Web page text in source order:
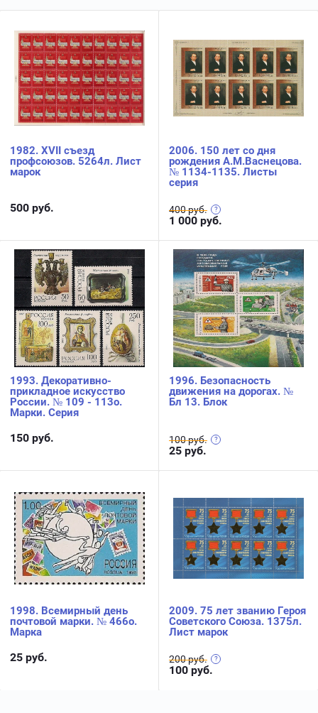
1982. XVII съезд
профсоюзов. 5264л. Лист
марок
500 руб.
2006. 150 лет со дня
рождения А.М.Васнецова.
№ 1134-1135. Листы
серия
400 руб.
1 000 руб.
1993. Декоративно-
прикладное искусство
России. № 109 - 113о.
Марки. Серия
150 руб.
1996. Безопасность
движения на дорогах. №
Бл 13. Блок
100 руб.
25 руб.
1998. Всемирный день
почтовой марки. № 466о.
Марка
25 руб.
2009. 75 лет званию Героя
Советского Союза. 1375л.
Лист марок
200 руб.
100 руб.